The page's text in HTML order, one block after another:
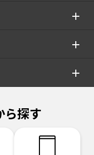
ら探す